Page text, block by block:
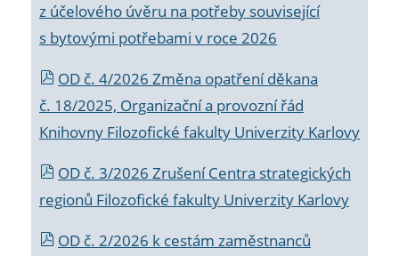
z účelového úvěru na potřeby související
s bytovými potřebami v roce 2026
OD č. 4/2026 Změna opatření děkana
č. 18/2025, Organizační a provozní řád
Knihovny Filozofické fakulty Univerzity Karlovy
OD č. 3/2026 Zrušení Centra strategických
regionů Filozofické fakulty Univerzity Karlovy
OD č. 2/2026 k cestám zaměstnanců